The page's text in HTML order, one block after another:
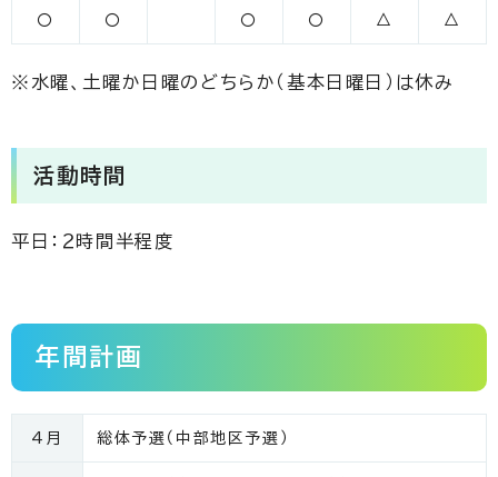
〇 〇 〇 〇 △ △
※水曜、土曜か日曜のどちらか（基本日曜日）は休み
活動時間
平日：２時間半程度
年間計画
4月 総体予選（中部地区予選）